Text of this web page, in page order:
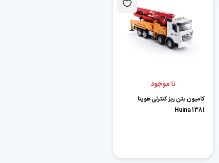
نا موجود
کامیون بتن ریز کنترلی هوینا
Huina 1381